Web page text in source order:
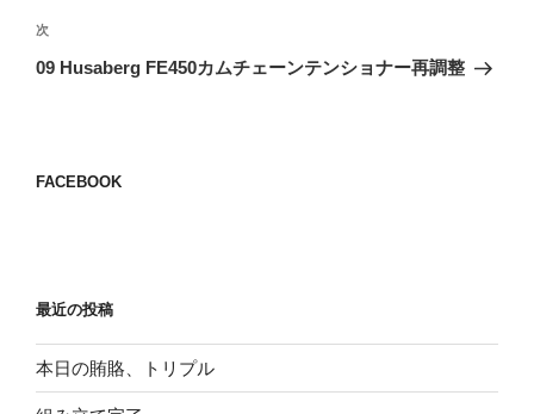
ビ
ゲ
ン
稿
次
の
次
09 Husaberg FE450カムチェーンテンショナー再調整
FACEBOOK
最近の投稿
本日の賄賂、トリプル